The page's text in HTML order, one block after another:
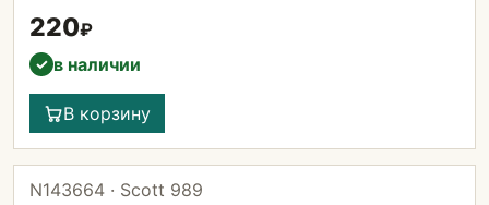
220₽
✓ в наличии
В корзину
N143664 · Scott 989